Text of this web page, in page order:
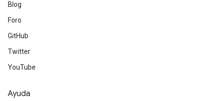
Blog
Foro
GitHub
Twitter
YouTube
Ayuda